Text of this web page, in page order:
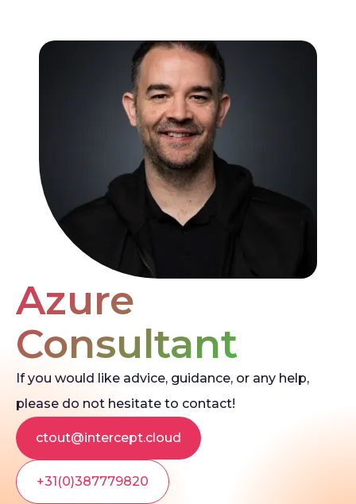
Azure
Consultant
If you would like advice, guidance, or any help,
please do not hesitate to contact!
ctout@intercept.cloud
+31(0)387779820